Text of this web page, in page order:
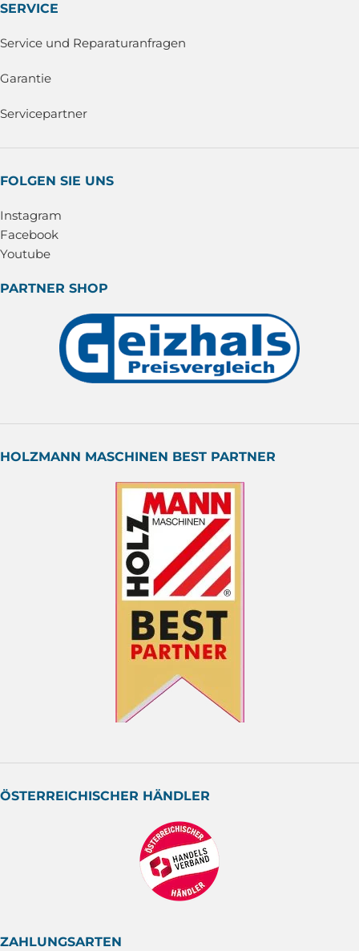
SERVICE
Service und Reparaturanfragen
Garantie
Servicepartner
FOLGEN SIE UNS
Instagram
Facebook
Youtube
PARTNER SHOP
HOLZMANN MASCHINEN BEST PARTNER
ÖSTERREICHISCHER HÄNDLER
ZAHLUNGSARTEN